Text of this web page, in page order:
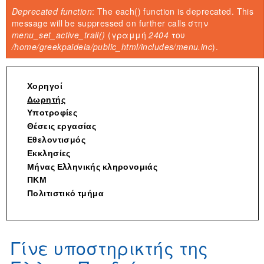
Μήνυμα σφάλματος
Deprecated function: The each() function is deprecated. This
message will be suppressed on further calls στην
menu_set_active_trail() (γραμμή2404 του
/home/greekpaideia/public_html/includes/menu.inc).
Χορηγοί
Δωρητής
Υποτροφίες
Θέσεις εργασίας
Εθελοντισμός
Εκκλησίες
Μήνας Ελληνικής κληρονομιάς
ΠΚΜ
Πολιτιστικό τμήμα
Γίνε υποστηρικτής της